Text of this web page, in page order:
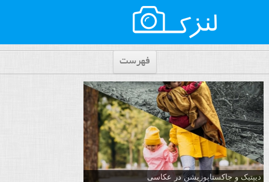
فهرست
دیپتیک و جاکستا‌پوزیشن در عکاسی